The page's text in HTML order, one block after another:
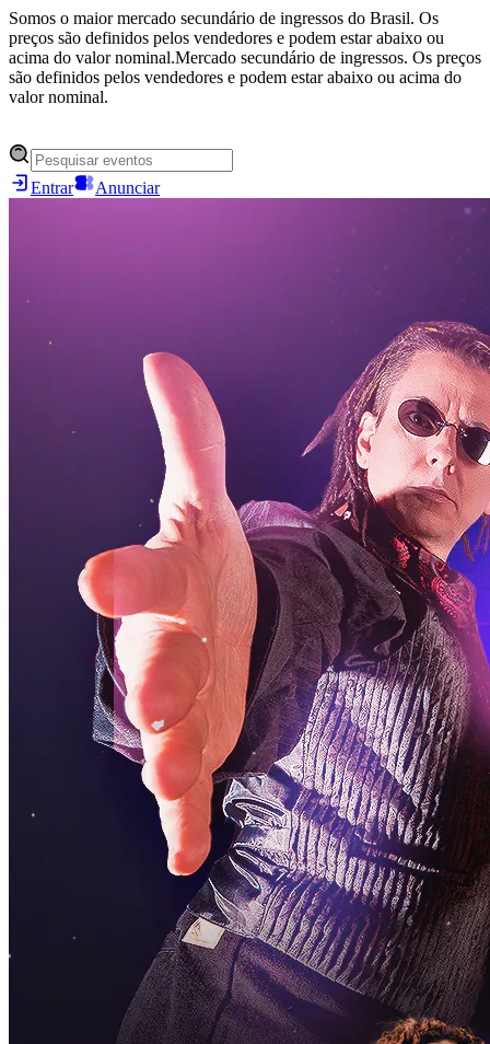
Somos o maior mercado secundário de ingressos do Brasil. Os
preços são definidos pelos vendedores e podem estar abaixo ou
acima do valor nominal.Mercado secundário de ingressos. Os preços
são definidos pelos vendedores e podem estar abaixo ou acima do
valor nominal.
Entrar Anunciar